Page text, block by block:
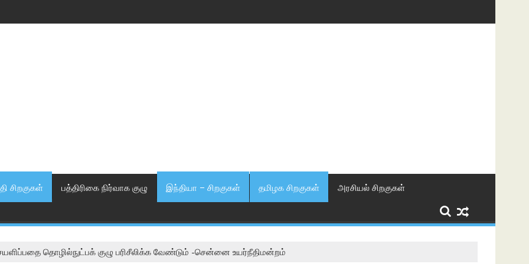
சிறகுகள் பத்திரிகை நிர்வாக குழு இந்தியா – சிறகுகள் தமிழக சிறகுகள் அரசியல் சிறகுகள்
தொழில்நுட்பக் குழு பரிசீலிக்க வேண்டும் -சென்னை உயர்நீதிமன்றம்